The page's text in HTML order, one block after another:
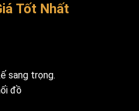
Tốt Nhất
sang trọng.
đồ